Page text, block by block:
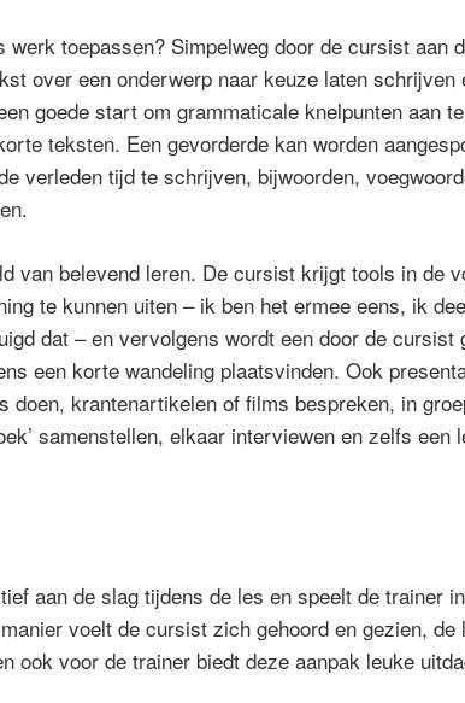
toepassen? Simpelweg door de cursist aan
over een onderwerp naar keuze laten schrijven
goede start om grammaticale knelpunten aan
teksten. Een gevorderde kan worden
verleden tijd te schrijven, bijwoorden,
van belevend leren. De cursist krijgt tools in de
te kunnen uiten – ik ben het ermee eens, ik
dat – en vervolgens wordt een door de cursist
een korte wandeling plaatsvinden. Ook
doen, krantenartikelen of films bespreken, in
samenstellen, elkaar interviewen en zelfs een
aan de slag tijdens de les en speelt de trainer
voelt de cursist zich gehoord en gezien, de
ook voor de trainer biedt deze aanpak leuke